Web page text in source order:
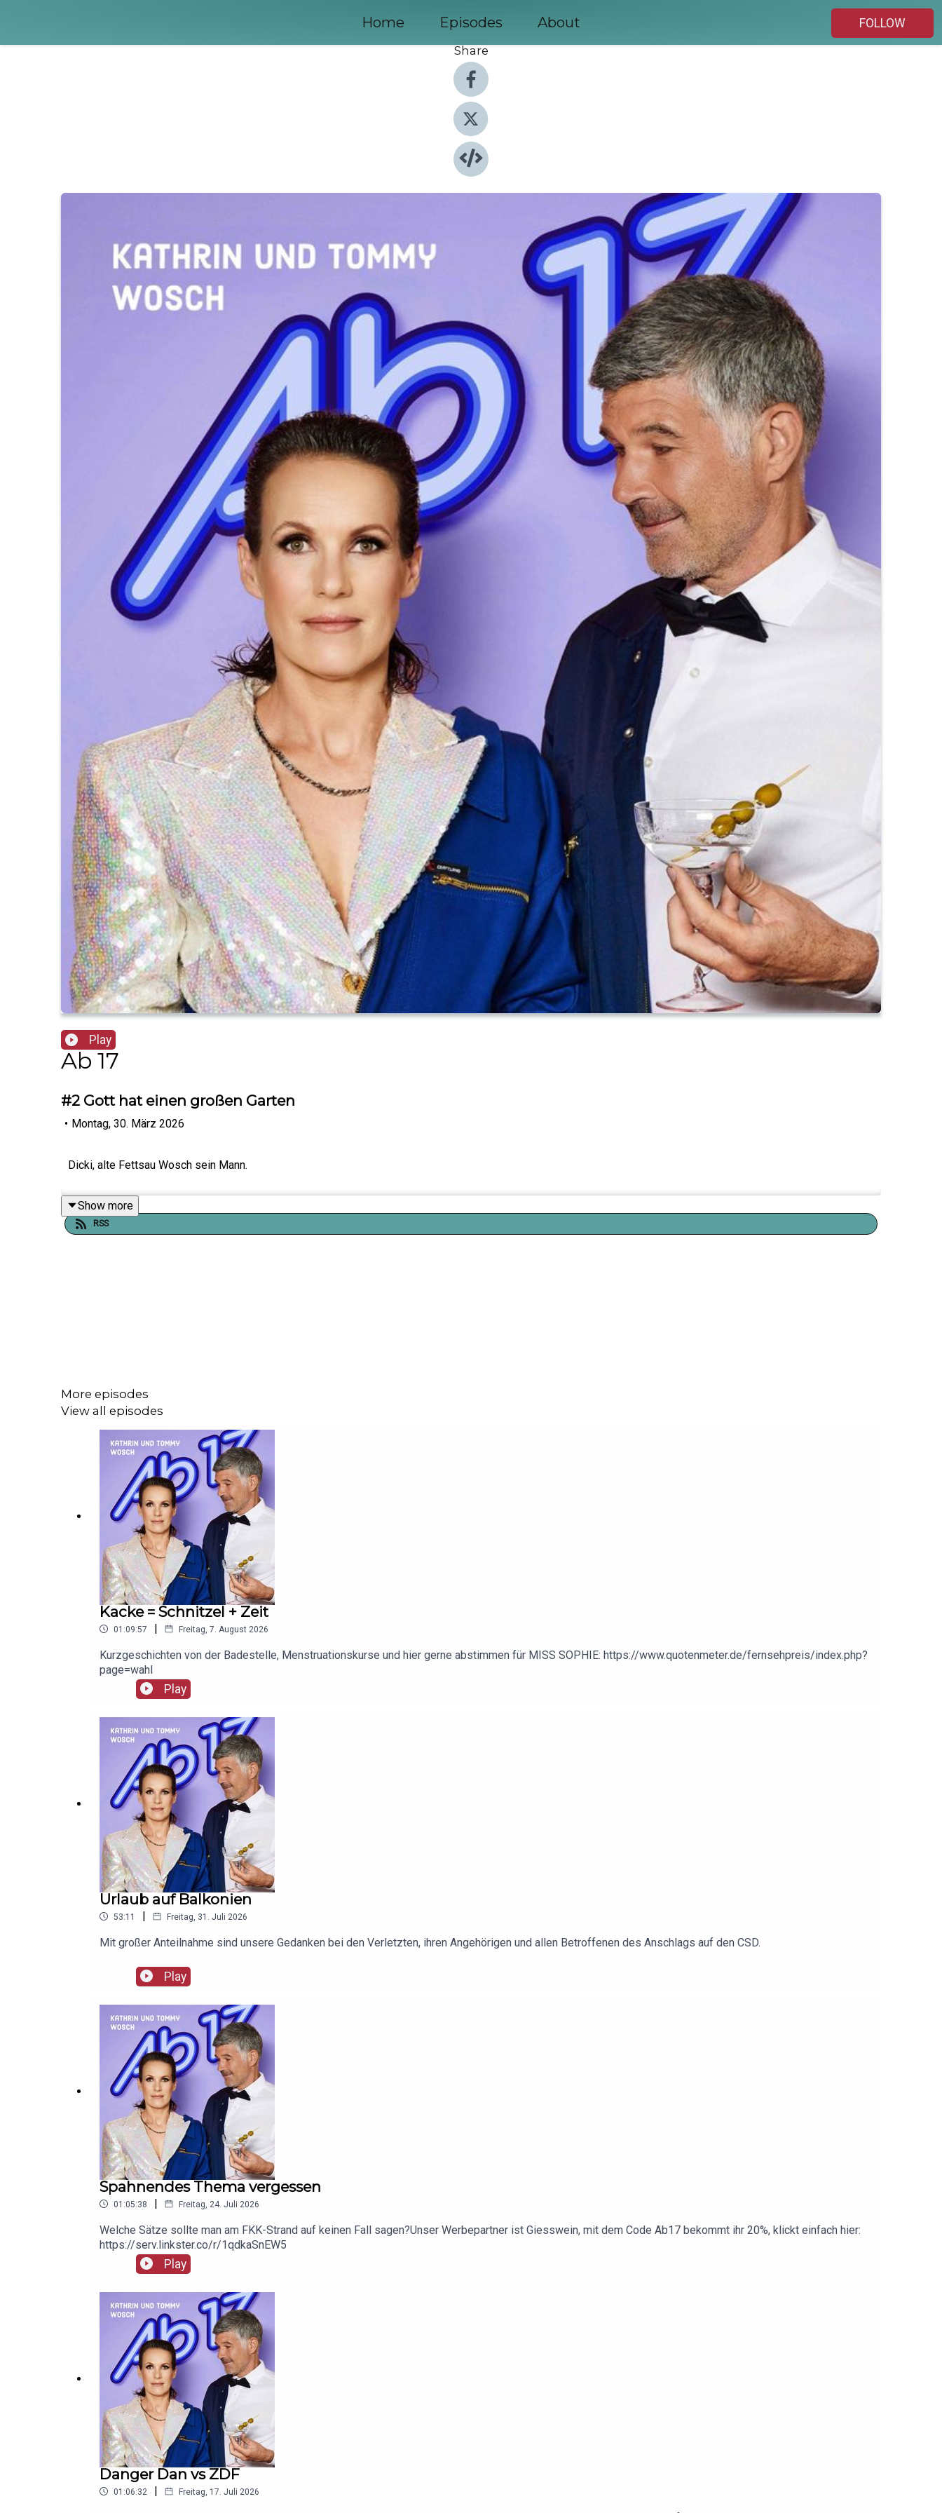
Home Episodes About
FOLLOW
Share
Play
Ab 17
#2 Gott hat einen großen Garten
• Montag, 30. März 2026
Dicki, alte Fettsau Wosch sein Mann.
Show more
RSS
More episodes
View all episodes
Kacke = Schnitzel + Zeit
01:09:57 | Freitag, 7. August 2026
Kurzgeschichten von der Badestelle, Menstruationskurse und hier gerne abstimmen für MISS SOPHIE: https://www.quotenmeter.de/fernsehpreis/index.php?
page=wahl
Play
Urlaub auf Balkonien
53:11 | Freitag, 31. Juli 2026
Mit großer Anteilnahme sind unsere Gedanken bei den Verletzten, ihren Angehörigen und allen Betroffenen des Anschlags auf den CSD.
Play
Spahnendes Thema vergessen
01:05:38 | Freitag, 24. Juli 2026
Welche Sätze sollte man am FKK-Strand auf keinen Fall sagen?Unser Werbepartner ist Giesswein, mit dem Code Ab17 bekommt ihr 20%, klickt einfach hier:
https://serv.linkster.co/r/1qdkaSnEW5
Play
Danger Dan vs ZDF
01:06:32 | Freitag, 17. Juli 2026